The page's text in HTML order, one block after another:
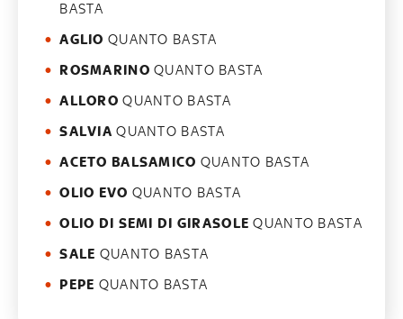
BASTA
AGLIO QUANTO BASTA
ROSMARINO QUANTO BASTA
ALLORO QUANTO BASTA
SALVIA QUANTO BASTA
ACETO BALSAMICO QUANTO BASTA
OLIO EVO QUANTO BASTA
OLIO DI SEMI DI GIRASOLE QUANTO BASTA
SALE QUANTO BASTA
PEPE QUANTO BASTA